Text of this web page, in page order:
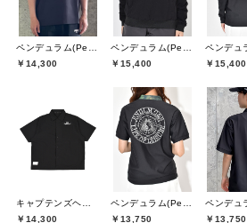
ペンデュラム(Pendulum)
￥14,300
ペンデュラム(Pendulum)
￥15,400
￥15,400
キャプテンズヘルムゴルフ(Captains Helm Golf)
￥14,300
ペンデュラム(Pendulum)
￥13,750
￥13,750